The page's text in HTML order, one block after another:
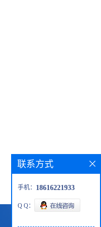
联系方式
手机： 18616221933
Q Q：